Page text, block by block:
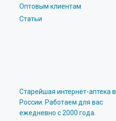
Оптовым клиентам
Статьи
Старейшая интернет-аптека в
России. Работаем для вас
eжедневно с 2000 года.